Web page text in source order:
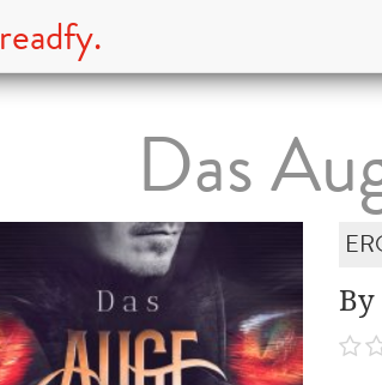
readfy.
Das